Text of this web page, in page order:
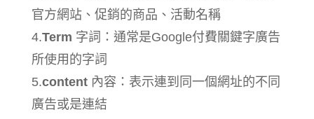
官方網站、促銷的商品、活動名稱
4.Term 字詞：通常是Google付費關鍵字廣告
所使用的字詞
5.content內容：表示連到同一個網址的不同
廣告或是連結